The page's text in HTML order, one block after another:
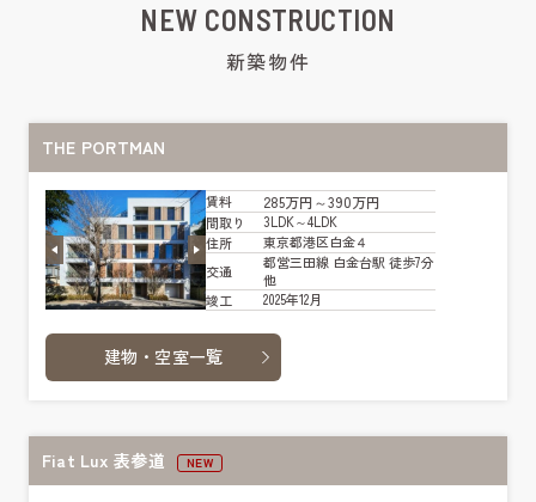
NEW CONSTRUCTION
新築物件
THE PORTMAN
賃料 285万円～390万円
間取り
3LDK～4LDK
住所
東京都港区白金４
交通
都営三田線 白金台駅 徒歩7分
他
竣工
2025年12月
建物・空室一覧
Fiat Lux 表参道 NEW